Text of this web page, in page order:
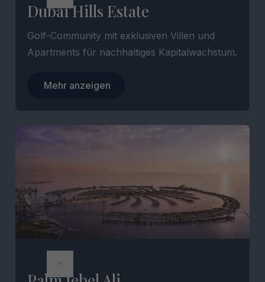
Dubai Hills Estate
Golf-Community mit exklusiven Villen und
Apartments für nachhaltiges Kapitalwachstum.
Mehr anzeigen